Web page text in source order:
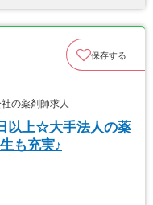
保存する
の薬剤師求人
以上☆大手法人の薬
も充実♪